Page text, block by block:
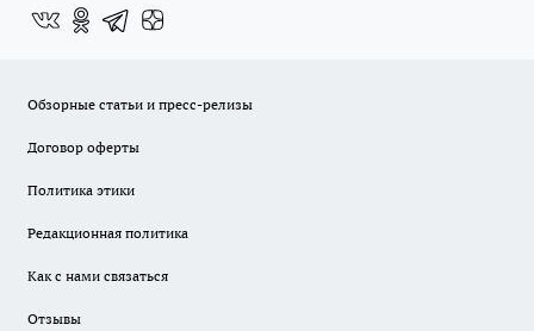
Обзорные статьи и пресс-релизы
Договор оферты
Политика этики
Редакционная политика
Как с нами связаться
Отзывы